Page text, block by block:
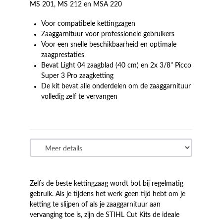
MS 201, MS 212 en MSA 220
Voor compatibele kettingzagen
Zaaggarnituur voor professionele gebruikers
Voor een snelle beschikbaarheid en optimale
zaagprestaties
Bevat Light 04 zaagblad (40 cm) en 2x 3/8" Picco
Super 3 Pro zaagketting
De kit bevat alle onderdelen om de zaaggarnituur
volledig zelf te vervangen
Zelfs de beste kettingzaag wordt bot bij regelmatig
gebruik. Als je tijdens het werk geen tijd hebt om je
ketting te slijpen of als je zaaggarnituur aan
vervanging toe is, zijn de STIHL Cut Kits de ideale